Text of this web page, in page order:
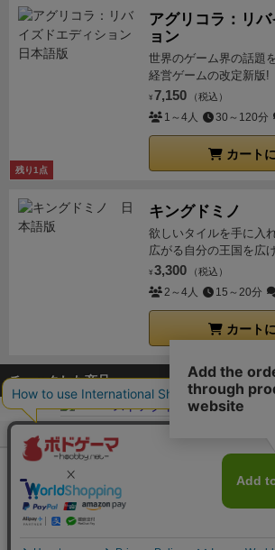
残り1点
アグリコラ：リ
ョン
世界のゲーム界の話題
経営ゲームの改定新版!
¥ 7,150 （税込）
1～4人 30～120分
カート
キングドミノ
欲しいタイルを手に入
広がる自分の王国を広
¥ 3,300 （税込）
2～4人 15～20分
カート
チェックした商品
【ボドゲーマ】ボードゲームの総合情報
All rights reserved.